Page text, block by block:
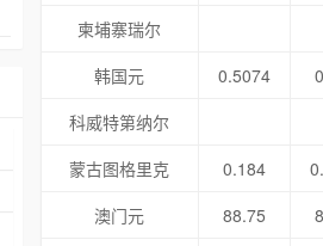
柬埔寨瑞尔
韩国元
0.5074
科威特第纳尔
蒙古图格里克
0.184
澳门元
88.75